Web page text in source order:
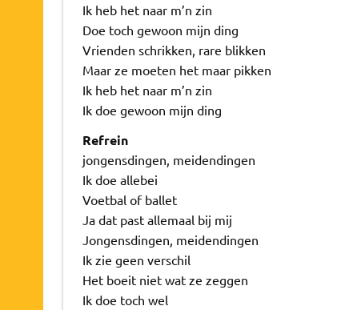
Ik heb het naar m’n zin
Doe toch gewoon mijn ding
Vrienden schrikken, rare blikken
Maar ze moeten het maar pikken
Ik heb het naar m’n zin
Ik doe gewoon mijn ding
Refrein
jongensdingen, meidendingen
Ik doe allebei
Voetbal of ballet
Ja dat past allemaal bij mij
Jongensdingen, meidendingen
Ik zie geen verschil
Het boeit niet wat ze zeggen
Ik doe toch wel